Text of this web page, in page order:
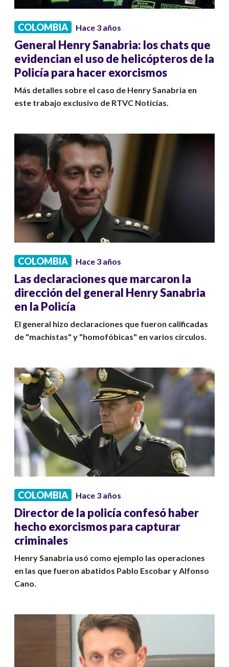
COLOMBIA Hace 3 años
General Henry Sanabria: los chats que
evidencian el uso de helicópteros de la
Policía para hacer exorcismos
Más detalles sobre el caso de Henry Sanabria en
este trabajo exclusivo de RTVC Noticias.
COLOMBIA Hace 3 años
Las declaraciones que marcaron la
dirección del general Henry Sanabria
en la Policía
El general hizo declaraciones que fueron calificadas
de "machistas" y "homofóbicas" en varios círculos.
COLOMBIA Hace 3 años
Director de la policía confesó haber
hecho exorcismos para capturar
criminales
Henry Sanabria usó como ejemplo las operaciones
en las que fueron abatidos Pablo Escobar y Alfonso
Cano.